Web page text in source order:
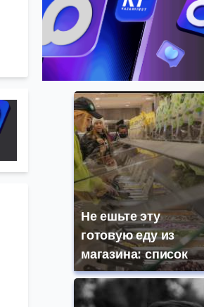
Не ешьте эту
готовую еду из
магазина: список